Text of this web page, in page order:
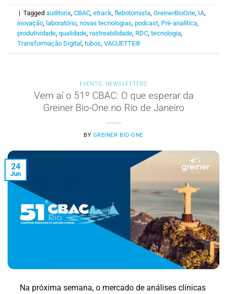
| Taggedauditoria,CBAC,etrack,flebotomista,GreinerBioOne, IA,
inovação, laboratório,novas tecnologias,podcast, Pré-analítica,
produtividade,qualidade,rastreabilidade, RDC,tecnologia,
Transformação Digital,tubos,VACUETTE®
EVENTS, NEWSLETTERS
Vem aí o 51º CBAC: O que esperar da
Greiner Bio-One no Rio de Janeiro
BY GREINER BIO-ONE
24
Jun
Na próxima semana, o mercado de análises clínicas